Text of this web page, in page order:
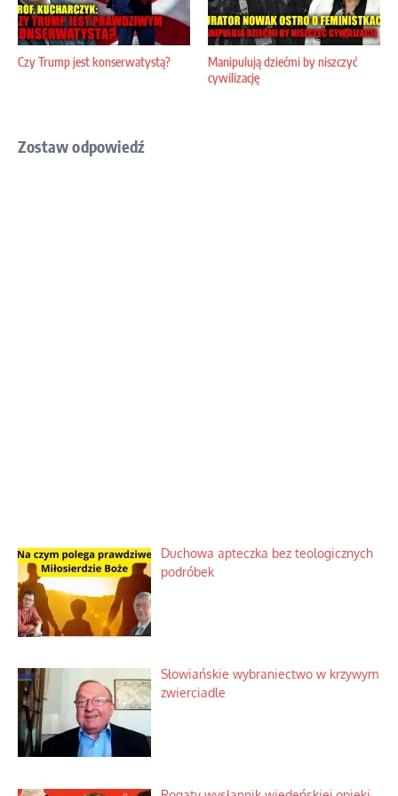
Czy Trump jest konserwatystą?
Manipulują dziećmi by niszczyć
cywilizację
Zostaw odpowiedź
Duchowa apteczka bez teologicznych
podróbek
Słowiańskie wybraniectwo w krzywym
zwierciadle